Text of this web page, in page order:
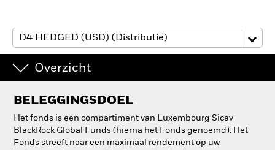
Overzicht
BELEGGINGSDOEL
Het fonds is een compartiment van Luxembourg Sicav
BlackRock Global Funds (hierna het Fonds genoemd). Het
Fonds streeft naar een maximaal rendement op uw